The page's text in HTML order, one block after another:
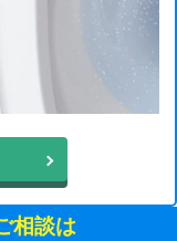
相談は